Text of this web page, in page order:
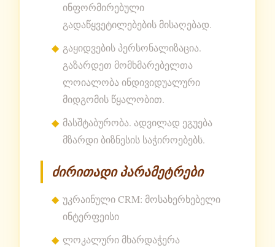
ინფორმირებული
გადაწყვეტილებების მისაღებად.
გაყიდვების პერსონალიზაცია.
გაზარდეთ მომხმარებელთა
ლოიალობა ინდივიდუალური
მიდგომის წყალობით.
მასშტაბურობა. ადვილად ეგუება
მზარდი ბიზნესის საჭიროებებს.
ძირითადი პარამეტრები
უკრაინული CRM: მოსახერხებელი
ინტერფეისი
ლოკალური მხარდაჭერა